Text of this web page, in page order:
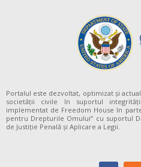
Portalul este dezvoltat, optimizat și
societății civile în suportul
implementat de Freedom House în
pentru Drepturile Omului” cu suportul
de Justiție Penală și Aplicare a Legii.